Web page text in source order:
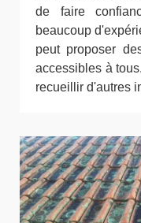
de faire
beaucoup
peut proposer
accessibles à
recueillir d'autres